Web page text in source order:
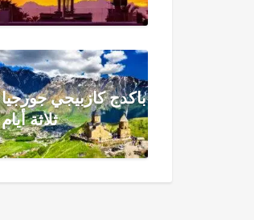
باكدج كازبيجي جورجيا
ثلاثة أيام